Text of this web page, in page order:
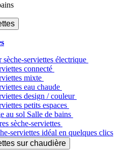
sèche-serviettes électrique
connecté
mixte
eau chaude
design / couleur
petits espaces
au sol Salle de bains
sèche-serviettes
serviettes idéal en quelques clics
sur chaudière